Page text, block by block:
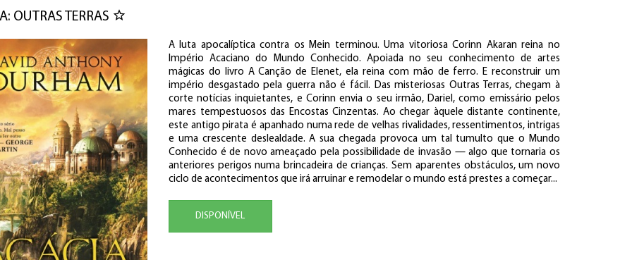
OUTRAS TERRAS
A luta apocalíptica contra os Mein terminou. Uma vitoriosa Corinn Akaran reina no
Império Acaciano do Mundo Conhecido. Apoiada no seu conhecimento de artes
mágicas do livro A Canção de Elenet, ela reina com mão de ferro. E reconstruir um
império desgastado pela guerra não é fácil. Das misteriosas Outras Terras, chegam à
corte notícias inquietantes, e Corinn envia o seu irmão, Dariel, como emissário pelos
mares tempestuosos das Encostas Cinzentas. Ao chegar àquele distante continente,
este antigo pirata é apanhado numa rede de velhas rivalidades, ressentimentos, intrigas
e uma crescente deslealdade. A sua chegada provoca um tal tumulto que o Mundo
Conhecido é de novo ameaçado pela possibilidade de invasão — algo que tornaria os
anteriores perigos numa brincadeira de crianças. Sem aparentes obstáculos, um novo
ciclo de acontecimentos que irá arruinar e remodelar o mundo está prestes a começar...
DISPONÍVEL